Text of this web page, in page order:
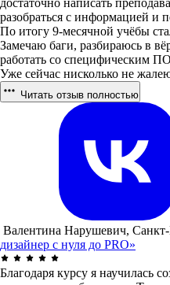
достаточно написать
разобраться с информацией и
По итогу 9-месячной учёбы
Замечаю баги, разбираюсь в
работать со специфическим
Уже сейчас нисколько не
Читать отзыв полностью
Валентина Нарушевич, Санкт-
дизайнер с нуля до PRO»
Благодаря курсу я научилась